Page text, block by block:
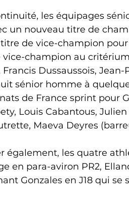
les équipages
un nouveau titre de
de vice-champion
champion au
Dussaussois,
sénior homme à
de France sprint pour
Louis Cabantous,
Maeva Deyres
également, les quatre
en para-aviron PR2,
Gonzales en J18 qui